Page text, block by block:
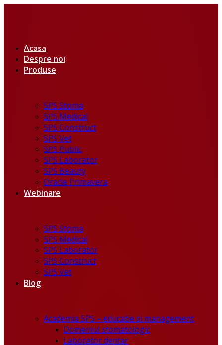
Acasa
Despre noi
Produse
SPS Stoma
SPS Medical
SPS Construct
SPS Vet
SPS Public
SPS Laborator
SPS Beauty
Oracle Primavera
Webinare
SPS Stoma
SPS Medical
SPS Laborator
SPS Construct
SPS Vet
Blog
Academia SPS – educatie si management
Domeniul stomatologic
Laborator dentar